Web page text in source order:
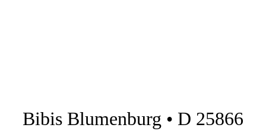
Bibis Blumenburg • D 25866